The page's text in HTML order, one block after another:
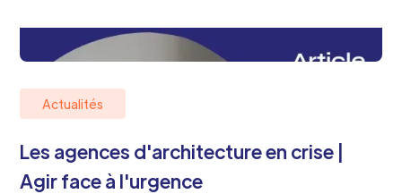
Actualités
Les agences d'architecture en crise |
Agir face à l'urgence